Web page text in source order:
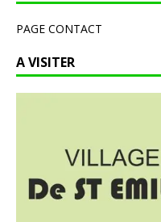
PAGE CONTACT
A VISITER